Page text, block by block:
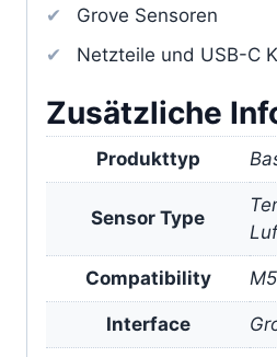
Grove Sensoren
Netzteile und USB-C
Zusätzliche
Produkttyp
Sensor Type
Compatibility
Interface